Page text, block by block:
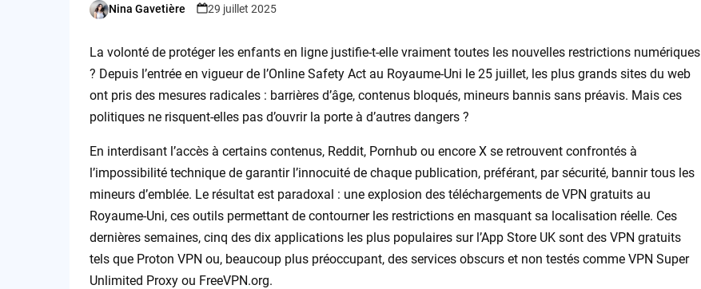
Posted
Nina Gavetière 29 juillet 2025
La volonté de protéger les enfants en ligne justifie-t-elle vraiment toutes les nouvelles restrictions numériques
? Depuis l’entrée en vigueur de l’Online Safety Act au Royaume-Uni le 25 juillet, les plus grands sites du web
ont pris des mesures radicales : barrières d’âge, contenus bloqués, mineurs bannis sans préavis. Mais ces
politiques ne risquent-elles pas d’ouvrir la porte à d’autres dangers ?
En interdisant l’accès à certains contenus, Reddit, Pornhub ou encore X se retrouvent confrontés à
l’impossibilité technique de garantir l’innocuité de chaque publication, préférant, par sécurité, bannir tous les
mineurs d’emblée. Le résultat est paradoxal : une explosion des téléchargements de VPN gratuits au
Royaume-Uni, ces outils permettant de contourner les restrictions en masquant sa localisation réelle. Ces
dernières semaines, cinq des dix applications les plus populaires sur l’App Store UK sont des VPN gratuits
tels que Proton VPN ou, beaucoup plus préoccupant, des services obscurs et non testés comme VPN Super
Unlimited Proxy ou FreeVPN.org.